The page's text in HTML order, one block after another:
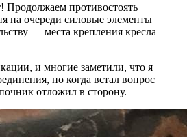
противостоять
на очереди силовые элементы
— места крепления кресла
и многие заметили, что я
но когда встал вопрос
отложил в сторону.